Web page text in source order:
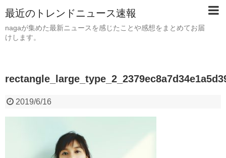
最近のトレンドニュース速報
nagaが集めた最新ニュースを感じたことや感想をまとめてお届
けします。
2019/6/16